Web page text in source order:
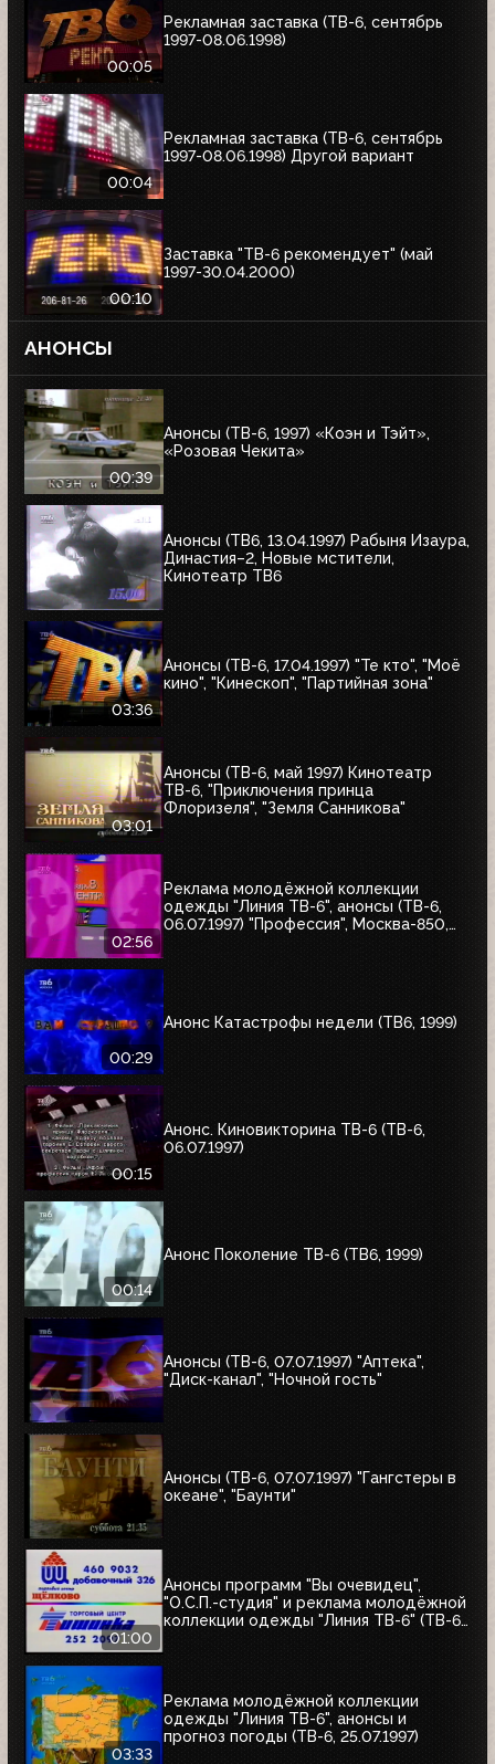
00:05
Рекламная заставка (ТВ-6, сентябрь
1997-08.06.1998)
00:04
Рекламная заставка (ТВ-6, сентябрь
1997-08.06.1998) Другой вариант
00:10
Заставка "ТВ-6 рекомендует" (май
1997-30.04.2000)
АНОНСЫ
00:39
Анонсы (ТВ-6, 1997) «Коэн и Тэйт»,
«Розовая Чекита»
Анонсы (ТВ6, 13.04.1997) Рабыня Изаура,
Династия–2, Новые мстители,
Кинотеатр ТВ6
03:36
Анонсы (ТВ-6, 17.04.1997) "Те кто", "Моё
кино", "Кинескоп", "Партийная зона"
03:01
Анонсы (ТВ-6, май 1997) Кинотеатр
ТВ-6, "Приключения принца
Флоризеля", "Земля Санникова"
02:56
Реклама молодёжной коллекции
одежды "Линия ТВ-6", анонсы (ТВ-6,
06.07.1997) "Профессия", Москва-850,
00:29
Анонс Катастрофы недели (ТВ6, 1999)
00:15
Анонс. Киновикторина ТВ-6 (ТВ-6,
06.07.1997)
00:14
Анонс Поколение ТВ-6 (ТВ6, 1999)
Анонсы (ТВ-6, 07.07.1997) "Аптека",
"Диск-канал", "Ночной гость"
Анонсы (ТВ-6, 07.07.1997) "Гангстеры в
океане", "Баунти"
01:00
Анонсы программ "Вы очевидец",
"О.С.П.-студия" и реклама молодёжной
коллекции одежды "Линия ТВ-6" (ТВ-6,
03:33
Реклама молодёжной коллекции
одежды "Линия ТВ-6", анонсы и
прогноз погоды (ТВ-6, 25.07.1997)